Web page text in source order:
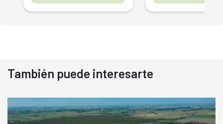
También puede interesarte